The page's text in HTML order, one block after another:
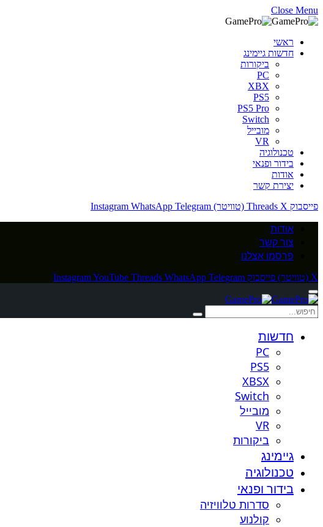
Close Menu
ראשי
חדשות גיימינג
ביקורות
PC
XBX
PS5
PS5 Pro
Switch
מובייל
VR
טכנולוגיה
בידור ופנאי
אודות
יצירת קשר
פייסבוק
Threads X (טוויטר) Instagram WhatsApp Telegram
אודות
צור קשר
פרסמו אצלנו
X (טוויטר) פייסבוק InstagramYouTube Threads WhatsApp Telegram
חדשות
PC
PS5
XBSX
Switch
מובייל
VR
ביקורות
גיימינג
טכנולוגיה
בידור ופנאי
סדרות טלוויזיה
קולנוע